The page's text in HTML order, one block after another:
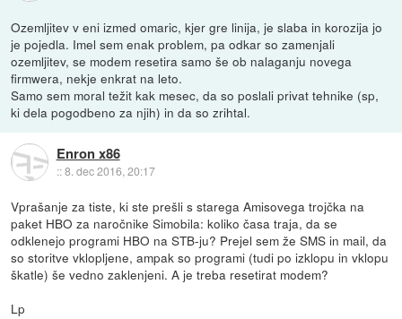
Ozemljitev v eni izmed omaric, kjer gre linija, je slaba in korozija jo
je pojedla. Imel sem enak problem, pa odkar so zamenjali
ozemljitev, se modem resetira samo še ob nalaganju novega
firmwera, nekje enkrat na leto.
Samo sem moral težit kak mesec, da so poslali privat tehnike (sp,
ki dela pogodbeno za njih) in da so zrihtal.
Enron x86
::8. dec 2016, 20:17
Vprašanje za tiste, ki ste prešli s starega Amisovega trojčka na
paket HBO za naročnike Simobila: koliko časa traja, da se
odklenejo programi HBO na STB-ju? Prejel sem že SMS in mail, da
so storitve vklopljene, ampak so programi (tudi po izklopu in vklopu
škatle) še vedno zaklenjeni. A je treba resetirat modem?
Lp